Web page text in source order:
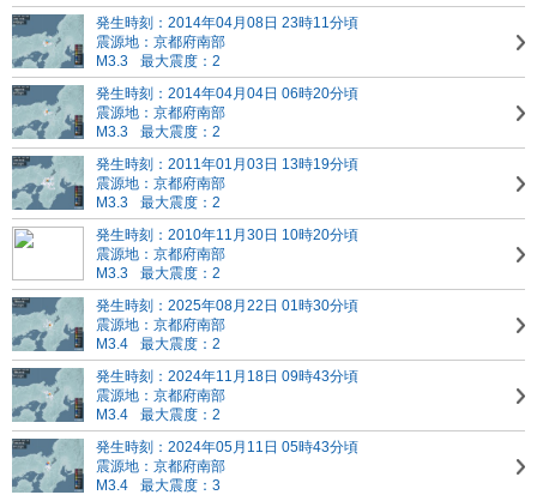
発生時刻：2014年04月08日 23時11分頃
震源地：京都府南部
M3.3
最大震度：2
発生時刻：2014年04月04日 06時20分頃
震源地：京都府南部
M3.3
最大震度：2
発生時刻：2011年01月03日 13時19分頃
震源地：京都府南部
M3.3
最大震度：2
発生時刻：2010年11月30日 10時20分頃
震源地：京都府南部
M3.3
最大震度：2
発生時刻：2025年08月22日 01時30分頃
震源地：京都府南部
M3.4
最大震度：2
発生時刻：2024年11月18日 09時43分頃
震源地：京都府南部
M3.4
最大震度：2
発生時刻：2024年05月11日 05時43分頃
震源地：京都府南部
M3.4
最大震度：3